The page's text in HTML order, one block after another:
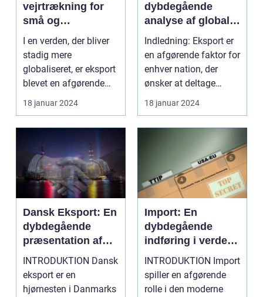
vejrtrækning for
små og
mellemstore
virksomheder
I en verden, der bliver
stadig mere
globaliseret, er eksport
blevet en afgørende
faktor for vækst og...
18 januar 2024
dybdegående
analyse af global
handel
Indledning: Eksport er
en afgørende faktor for
enhver nation, der
ønsker at deltage
aktivt i den glo...
18 januar 2024
Dansk Eksport: En
dybdegående
præsentation af
Danmarks
betydningsfulde
eksportsektor
INTRODUKTION Dansk
eksport er en
hjørnesten i Danmarks
Import: En
dybdegående
indføring i verdens
handelsnetværk
INTRODUKTION Import
spiller en afgørende
rolle i den moderne